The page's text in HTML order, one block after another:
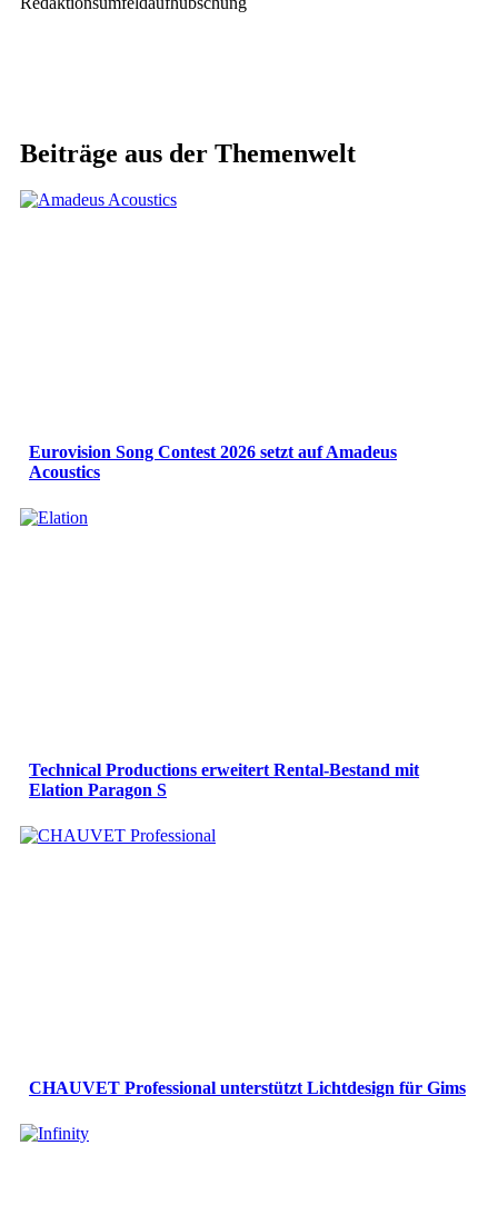
Beiträge aus der Themenwelt
Eurovision Song Contest 2026 setzt auf Amadeus
Acoustics
Technical Productions erweitert Rental-Bestand mit
Elation Paragon S
CHAUVET Professional unterstützt Lichtdesign für Gims